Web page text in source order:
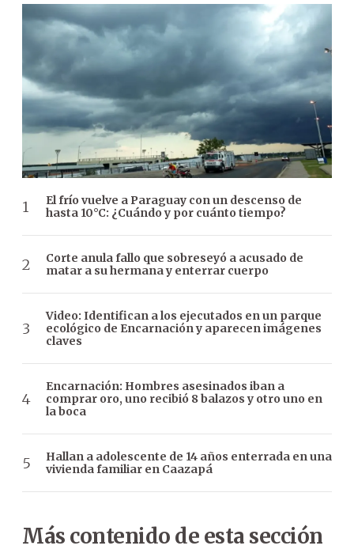
El frío vuelve a Paraguay con un descenso de
hasta 10°C: ¿Cuándo y por cuánto tiempo?
Corte anula fallo que sobreseyó a acusado de
matar a su hermana y enterrar cuerpo
Video: Identifican a los ejecutados en un parque
ecológico de Encarnación y aparecen imágenes
claves
Encarnación: Hombres asesinados iban a
comprar oro, uno recibió 8 balazos y otro uno en
la boca
Hallan a adolescente de 14 años enterrada en una
vivienda familiar en Caazapá
Más contenido de esta sección